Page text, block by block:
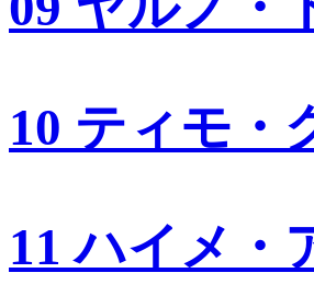
10 ティモ・
11 ハイメ・